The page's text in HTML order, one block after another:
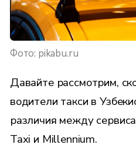
Фото: pikabu.ru
Давайте рассмотрим,
водители такси в
различия между
Taxi и Millennium.